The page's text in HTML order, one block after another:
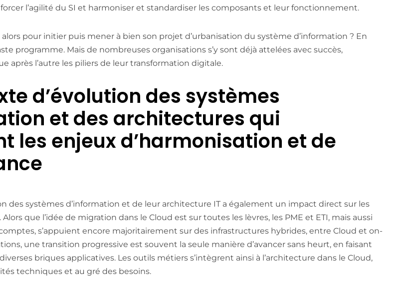
l’agilité du SI et harmoniser et standardiser les composants et leur fonctionnement.
pour initier puis mener à bien son projet d’urbanisation du système d’information ? En
programme. Mais de nombreuses organisations s’y sont déjà attelées avec succès,
après l’autre les piliers de leur transformation digitale.
d’évolution des systèmes
et des architectures qui
les enjeux d’harmonisation et de
des systèmes d’information et de leur architecture IT a également un impact direct sur les
que l’idée de migration dans le Cloud est sur toutes les lèvres, les PME et ETI, mais aussi
s’appuient encore majoritairement sur des infrastructures hybrides, entre Cloud et on-
une transition progressive est souvent la seule manière d’avancer sans heurt, en faisant
briques applicatives. Les outils métiers s’intègrent ainsi à l’architecture dans le Cloud,
techniques et au gré des besoins.